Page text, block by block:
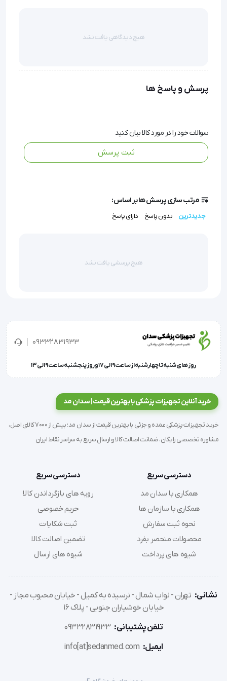
بالایی گرما را به شخص منتقل میکند
به دلیل وجود هوا بین شیارها – هوا عایق است –  مدت
رنگبندی متنوع
منعطف
هیچ دیدگاهی یافت نشد
پرسش و پاسخ ها
سوالات خود را در مورد کالا بیان کنید
ثبت پرسش
مرتب سازی پرسش ها بر اساس:
جدیدترین بدون پاسخ دارای پاسخ
هیچ پرسشی یافت نشد
09332831933
روز های شنبه تا چهارشنبه از ساعت 9 الی 17 و روز پنجشنبه ساعت 9 الی 13
خرید آنلاین تجهیزات پزشکی با بهترین قیمت | سدان مد
خرید تجهیزات پزشکی عمده و جزئی با بهترین قیمت از سدان مد؛ بیش از 7000 کالای اصل،
مشاوره تخصصی رایگان، ضمانت اصالت کالا و ارسال سریع به سراسر نقاط ایران
دسترسی سریع
همکاری با سدان مد
همکاری با سازمان ها
نحوه ثبت سفارش
محصولات منحصر بفرد
شیوه های پرداخت
دسترسی سریع
رویه های بازگرداندن کالا
حریم خصوصی
ثبت شکایات
تضمین اصالت کالا
شیوه های ارسال
نشانی: تهران - نواب شمال - نرسیده به کمیل - خیابان محبوب مجاز -
خیابان خوشیاران جنوبی - پلاک 16
تلفن پشتیبانی: 09332831933
ایمیل: info[at]sedanmed.com